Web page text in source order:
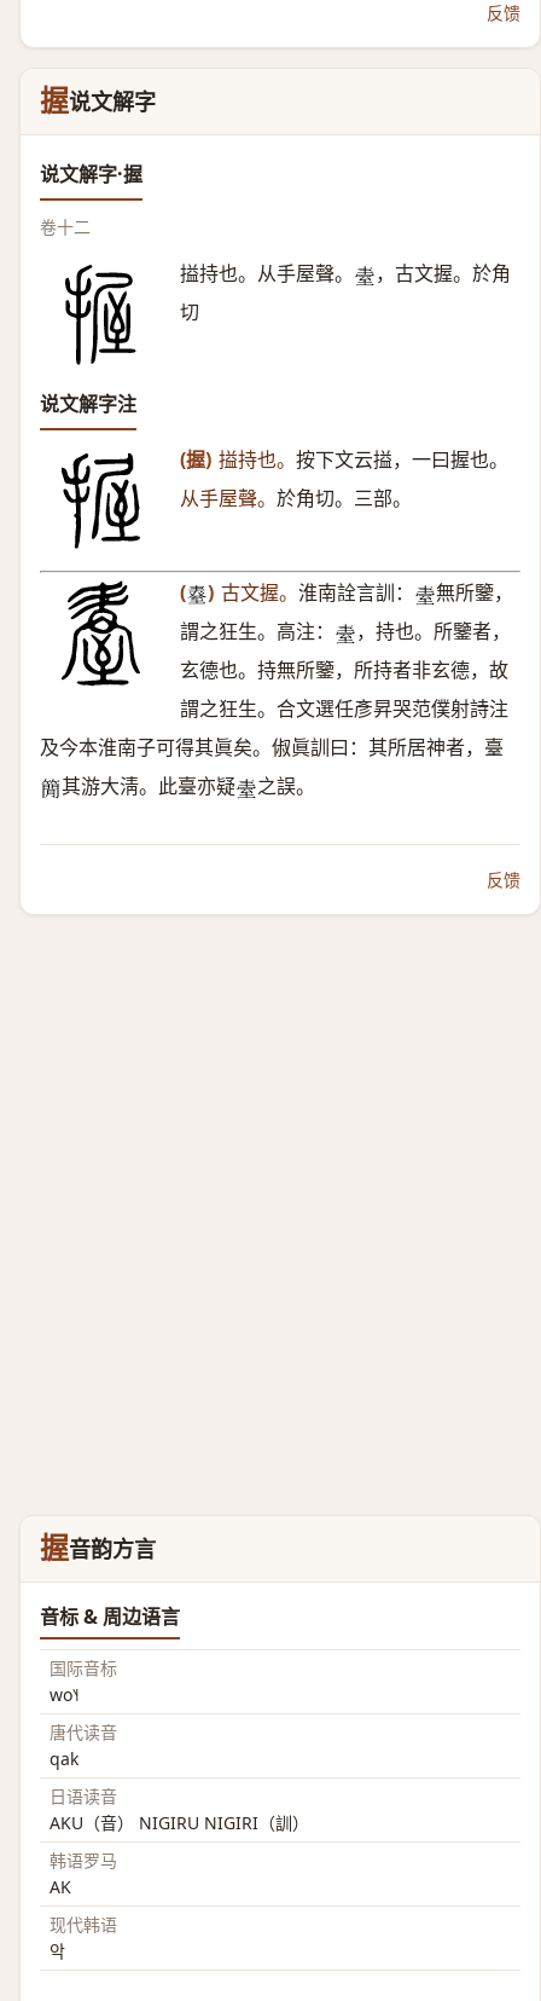
反馈
握说文解字
说文解字·握
卷十二
搤持也。从手屋聲。 𦤿 ，古文握。於角
切
说文解字注
(握) 搤持也。 按下文云搤，一曰握也。
从手屋聲。 於角切。三部。
(𦥆 ) 古文握。 淮南詮言訓： 𦤿 無所鑒，
謂之狂生。高注： 𦤿 ，持也。所鑒者，
玄德也。持無所鑒，所持者非玄德，故
謂之狂生。合文選任彥昇哭范僕射詩注
及今本淮南子可得其眞矣。俶眞訓曰：其所居神者，臺
𥳑 其游大淸。此臺亦疑𦤿 之誤。
反馈
握音韵方言
音标 & 周边语言
国际音标
wo˥˧
唐代读音
qak
日语读音
AKU（音） NIGIRU NIGIRI（訓）
韩语罗马
AK
现代韩语
악